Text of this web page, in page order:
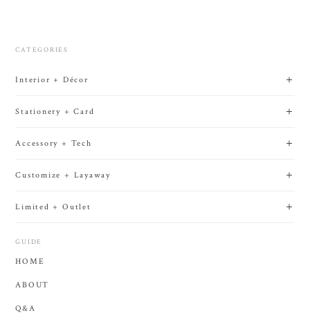
CATEGORIES
Interior + Décor
Stationery + Card
Accessory + Tech
Customize + Layaway
Limited + Outlet
GUIDE
HOME
ABOUT
Q&A